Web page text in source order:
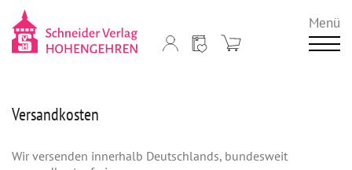
Menü
Versandkosten
Wir versenden innerhalb Deutschlands, bundesweit